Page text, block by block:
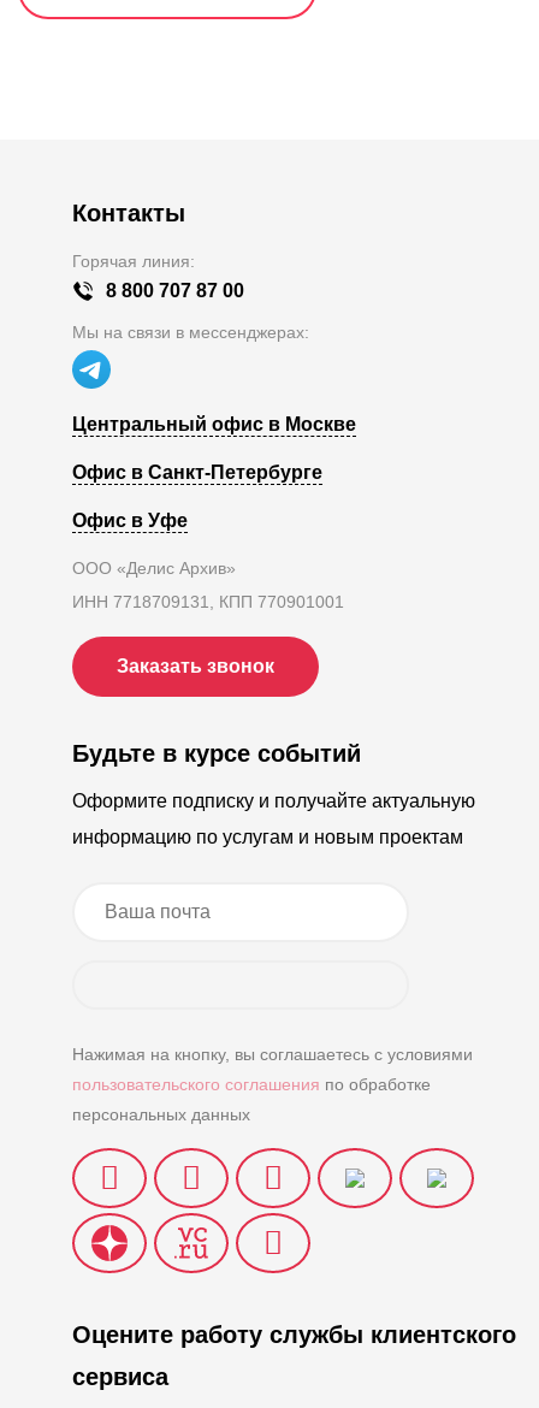
Контакты
Горячая линия:
8 800 707 87 00
Мы на связи в мессенджерах:
Центральный офис в Москве
Офис в Санкт-Петербурге
Офис в Уфе
ООО «Делис Архив»
ИНН 7718709131, КПП 770901001
Заказать звонок
Будьте в курсе событий
Оформите подписку и получайте актуальную
информацию по услугам и новым проектам
Нажимая на кнопку, вы соглашаетесь с условиями
пользовательского соглашения по обработке
персональных данных
Оцените работу службы клиентского
сервиса